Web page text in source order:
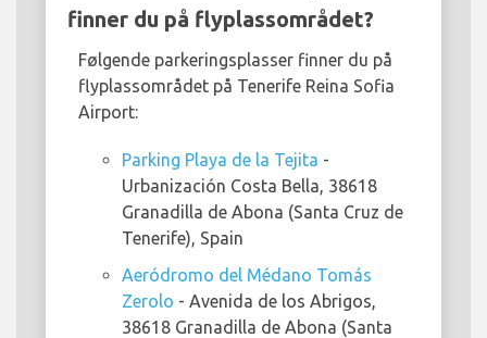
finner du på flyplassområdet?
Følgende parkeringsplasser finner du på
flyplassområdet på Tenerife Reina Sofia
Airport:
Parking Playa de la Tejita -
Urbanización Costa Bella, 38618
Granadilla de Abona (Santa Cruz de
Tenerife), Spain
Aeródromo del Médano Tomás
Zerolo - Avenida de los Abrigos,
38618 Granadilla de Abona (Santa